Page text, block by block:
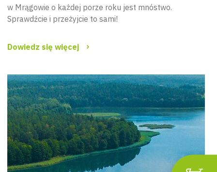
w Mrągowie o każdej porze roku jest mnóstwo.
Sprawdźcie i przeżyjcie to sami!
Dowiedz się więcej